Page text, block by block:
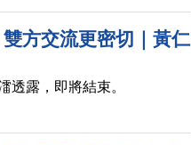
上最大漲點，金融圈直言，
方交流更密切｜黃仁
簽約？｜蘋果重大調
｜2026超級獨角獸
透露，即將結束。